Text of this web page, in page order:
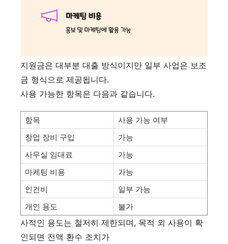
지원금은 대부분 대출 방식이지만 일부 사업은 보조
금 형식으로 제공됩니다.
사용 가능한 항목은 다음과 같습니다.
항목
사용 가능 여부
창업 장비 구입
가능
사무실 임대료
가능
마케팅 비용
가능
인건비
일부 가능
개인 용도
불가
사적인 용도는 철저히 제한되며, 목적 외 사용이 확
인되면 전액 환수 조치가